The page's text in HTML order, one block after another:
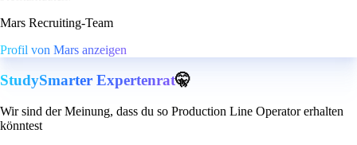
Mars Recruiting-Team
Profil von Mars anzeigen
StudySmarter Expertenrat🤫
Wir sind der Meinung, dass du so Production Line Operator erhalten
könntest